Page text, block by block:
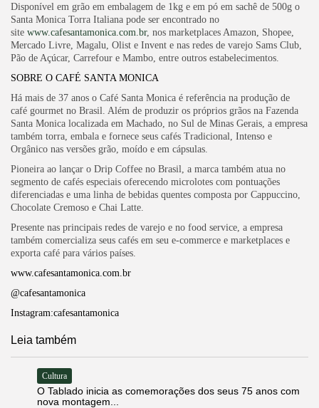
Disponível em grão em embalagem de 1kg e em pó em sachê de 500g o
Santa Monica Torra Italiana pode ser encontrado no
site www.cafesantamonica.com.br, nos marketplaces Amazon, Shopee,
Mercado Livre, Magalu, Olist e Invent e nas redes de varejo Sams Club,
Pão de Açúcar, Carrefour e Mambo, entre outros estabelecimentos.
SOBRE O CAFÉ SANTA MONICA
Há mais de 37 anos o Café Santa Monica é referência na produção de
café gourmet no Brasil. Além de produzir os próprios grãos na Fazenda
Santa Monica localizada em Machado, no Sul de Minas Gerais, a empresa
também torra, embala e fornece seus cafés Tradicional, Intenso e
Orgânico nas versões grão, moído e em cápsulas.
Pioneira ao lançar o Drip Coffee no Brasil, a marca também atua no
segmento de cafés especiais oferecendo microlotes com pontuações
diferenciadas e uma linha de bebidas quentes composta por Cappuccino,
Chocolate Cremoso e Chai Latte.
Presente nas principais redes de varejo e no food service, a empresa
também comercializa seus cafés em seu e-commerce e marketplaces e
exporta café para vários países.
www.cafesantamonica.com.br
@cafesantamonica
Instagram:cafesantamonica
Leia também
Cultura
O Tablado inicia as comemorações dos seus 75 anos com
nova montagem...